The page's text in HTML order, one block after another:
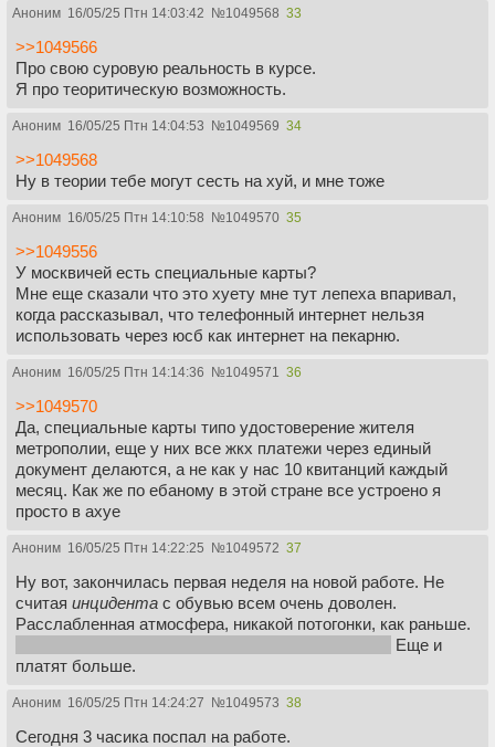
Аноним 16/05/25 Птн 14:03:42 №1049568 33
>>1049566
Про свою суровую реальность в курсе.
Я про теоритическую возможность.
Аноним 16/05/25 Птн 14:04:53 №1049569 34
>>1049568
Ну в теории тебе могут сесть на хуй, и мне тоже
Аноним 16/05/25 Птн 14:10:58 №1049570 35
>>1049556
У москвичей есть специальные карты?
Мне еще сказали что это хуету мне тут лепеха впаривал,
когда рассказывал, что телефонный интернет нельзя
использовать через юсб как интернет на пекарню.
Аноним 16/05/25 Птн 14:14:36 №1049571 36
>>1049570
Да, специальные карты типо удостоверение жителя
метрополии, еще у них все жкх платежи через единый
документ делаются, а не как у нас 10 квитанций каждый
месяц. Как же по ебаному в этой стране все устроено я
просто в ахуе
Аноним 16/05/25 Птн 14:22:25 №1049572 37
Ну вот, закончилась первая неделя на новой работе. Не
считая инцидента с обувью всем очень доволен.
Расслабленная атмосфера, никакой потогонки, как раньше.
Еще и
платят больше.
Аноним 16/05/25 Птн 14:24:27 №1049573 38
Сегодня 3 часика поспал на работе.